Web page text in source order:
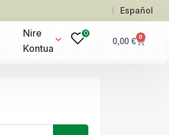
Español
Nire
Kontua
0
0,00 € 0